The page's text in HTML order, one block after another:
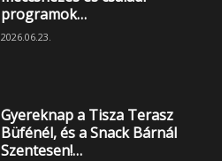
programok…
2026.06.23.
Gyereknap a Tisza Terasz
Büfénél, és a Snack Bárnál
Szentesen!…